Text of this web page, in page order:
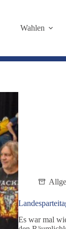
Wahlen
Es war mal